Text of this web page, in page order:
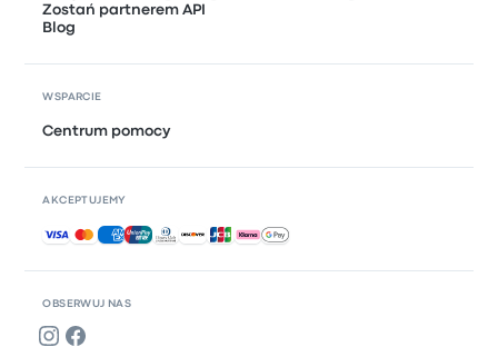
OBSERWUJ NAS
Zostań partnerem API
Blog
WSPARCIE
Centrum pomocy
AKCEPTUJEMY
Akceptowane płatności